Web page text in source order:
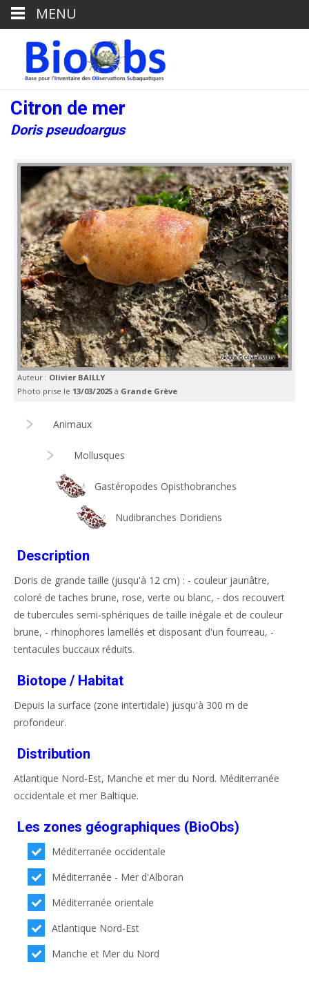
Citron de mer
Doris pseudoargus
Auteur : Olivier BAILLY
Photo prise le 13/03/2025 à Grande Grève
Animaux
Mollusques
Gastéropodes Opisthobranches
Nudibranches Doridiens
Description
Doris de grande taille (jusqu'à 12 cm) : - couleur jaunâtre,
coloré de taches brune, rose, verte ou blanc, - dos recouvert
de tubercules semi-sphériques de taille inégale et de couleur
brune, - rhinophores lamellés et disposant d'un fourreau, -
tentacules buccaux réduits.
Biotope / Habitat
Depuis la surface (zone intertidale) jusqu'à 300 m de
profondeur.
Distribution
Atlantique Nord-Est, Manche et mer du Nord. Méditerranée
occidentale et mer Baltique.
Les zones géographiques (BioObs)
Méditerranée occidentale
Méditerranée - Mer d'Alboran
Méditerranée orientale
Atlantique Nord-Est
Manche et Mer du Nord
MENU